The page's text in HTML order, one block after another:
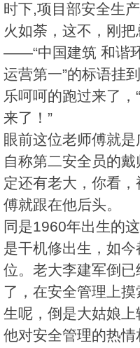
时下,项目部安全生
火如荼，这不，刚
——“中国建筑 和谐
运营第一”的标语挂
乐呵呵的跑过来了
来了！”
眼前这位老师傅就
自称第二安全员的
定还有老大，你看
傅就跟在他后头。
同是1960年出生的
是干机修出生，如
位。老大李建军倒
了，在安全管理上
生呢，倒是大姑娘
他对安全管理的热情